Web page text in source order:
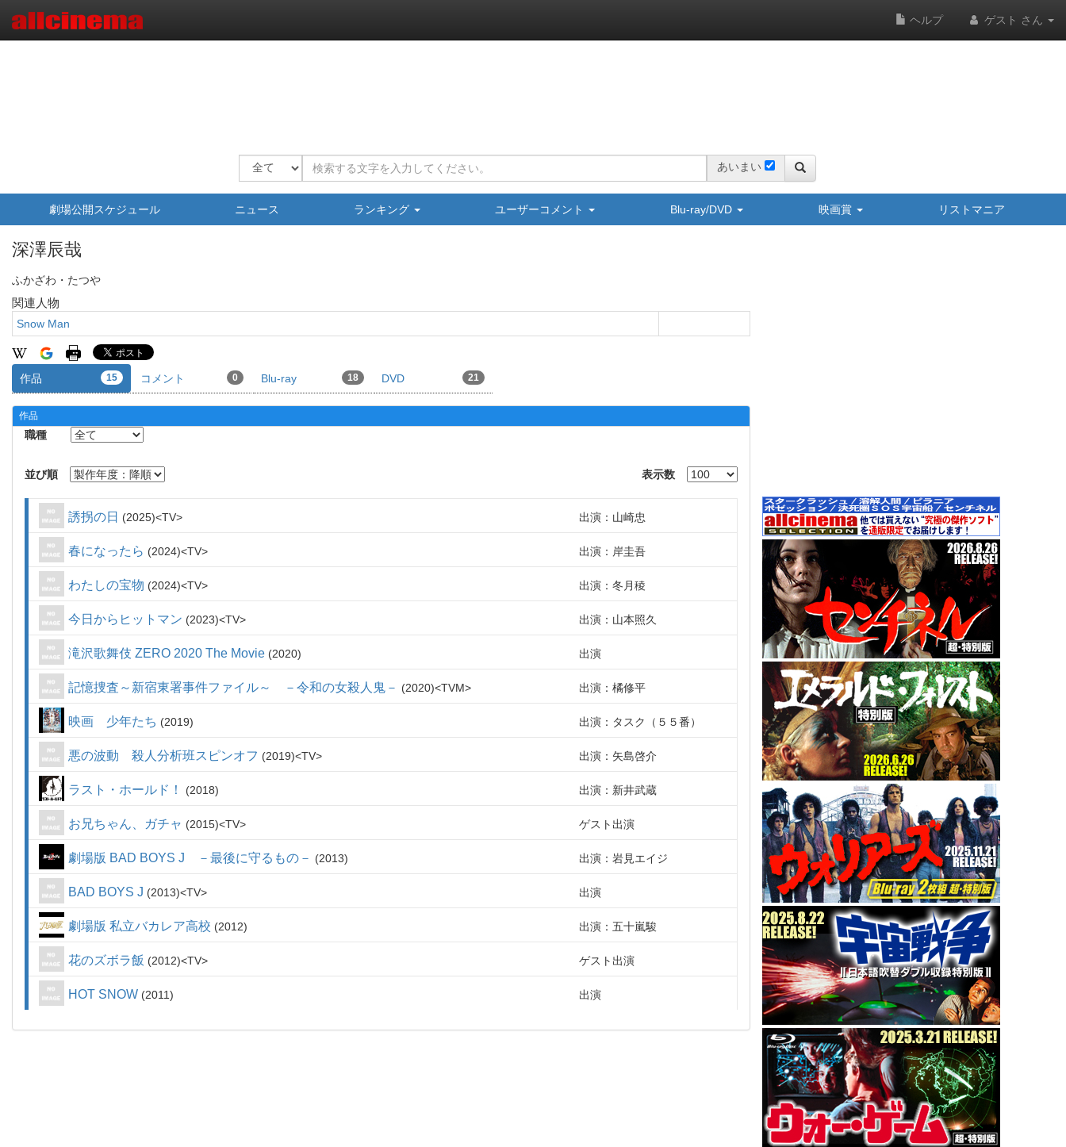
ヘルプ ゲスト さん
あいまい
劇場公開スケジュール ニュース ランキング ユーザーコメント Blu-ray/DVD 映画賞 リストマニア
深澤辰哉
ふかざわ・たつや
関連人物
Snow Man
作品 15 コメント 0 Blu-ray 18 DVD 21
作品
職種
並び順 表示数
誘拐の日 2025 TV 出演：山崎忠
春になったら 2024 TV 出演：岸圭吾
わたしの宝物 2024 TV 出演：冬月稜
今日からヒットマン 2023 TV 出演：山本照久
滝沢歌舞伎 ZERO 2020 The Movie 2020 出演
記憶捜査～新宿東署事件ファイル～ －令和の女殺人鬼－ 2020 TVM 出演：橘修平
映画 少年たち 2019 出演：タスク（５５番）
悪の波動 殺人分析班スピンオフ 2019 TV 出演：矢島啓介
ラスト・ホールド！ 2018 出演：新井武蔵
お兄ちゃん、ガチャ 2015 TV ゲスト出演
劇場版 BAD BOYS J －最後に守るもの－ 2013 出演：岩見エイジ
BAD BOYS J 2013 TV 出演
劇場版 私立バカレア高校 2012 出演：五十嵐駿
花のズボラ飯 2012 TV ゲスト出演
HOT SNOW 2011 出演